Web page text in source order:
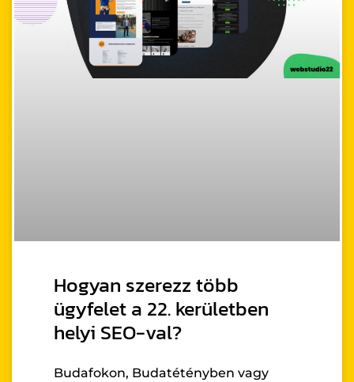
Hogyan szerezz több
ügyfelet a 22. kerületben
helyi SEO-val?
Budafokon, Budatétényben vagy